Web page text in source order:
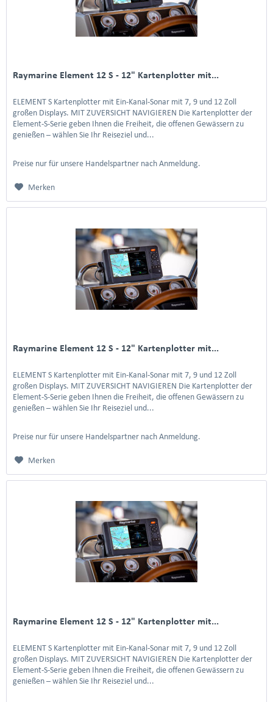
Raymarine Element 12 S - 12" Kartenplotter mit...
ELEMENT S Kartenplotter mit Ein-Kanal-Sonar mit 7, 9 und 12 Zoll
großen Displays. MIT ZUVERSICHT NAVIGIEREN Die Kartenplotter der
Element-S-Serie geben Ihnen die Freiheit, die offenen Gewässern zu
genießen – wählen Sie Ihr Reiseziel und...
Preise nur für unsere Handelspartner nach Anmeldung.
Merken
Raymarine Element 12 S - 12" Kartenplotter mit...
ELEMENT S Kartenplotter mit Ein-Kanal-Sonar mit 7, 9 und 12 Zoll
großen Displays. MIT ZUVERSICHT NAVIGIEREN Die Kartenplotter der
Element-S-Serie geben Ihnen die Freiheit, die offenen Gewässern zu
genießen – wählen Sie Ihr Reiseziel und...
Preise nur für unsere Handelspartner nach Anmeldung.
Merken
Raymarine Element 12 S - 12" Kartenplotter mit...
ELEMENT S Kartenplotter mit Ein-Kanal-Sonar mit 7, 9 und 12 Zoll
großen Displays. MIT ZUVERSICHT NAVIGIEREN Die Kartenplotter der
Element-S-Serie geben Ihnen die Freiheit, die offenen Gewässern zu
genießen – wählen Sie Ihr Reiseziel und...